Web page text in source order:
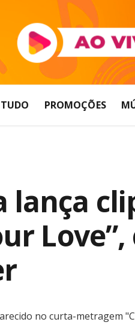
PROMOÇÕES
lança
no curta-metragem